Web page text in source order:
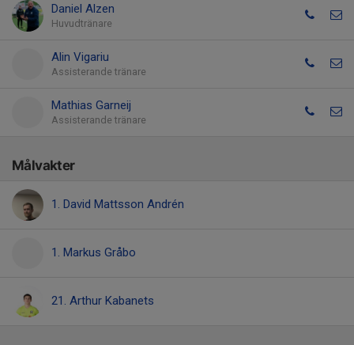
Daniel Alzen
Huvudtränare
Alin Vigariu
Assisterande tränare
Mathias Garneij
Assisterande tränare
Målvakter
1. David Mattsson Andrén
1. Markus Gråbo
21. Arthur Kabanets